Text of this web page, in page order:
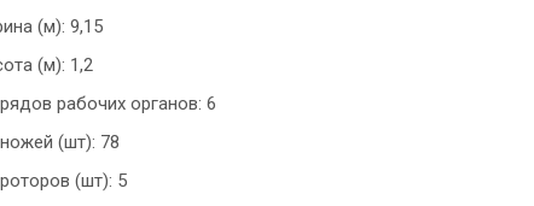
(м): 9,15
(м): 1,2
рабочих органов: 6
(шт): 78
(шт): 5